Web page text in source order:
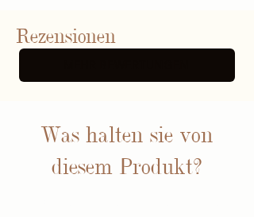
Rezensionen
Was halten sie von
diesem Produkt?